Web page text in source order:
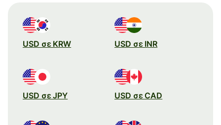
USD σε KRW USD σε INR
USD σε JPY USD σε CAD